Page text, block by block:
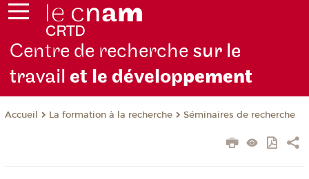
Centre de recherche sur le
travailet le développement
Accueil La formation à la recherche Séminaires de recherche